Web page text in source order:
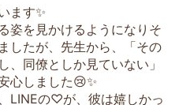
ます✨
姿を見かけるようになりそ
したが、先生から、「その
、同僚としか見ていない」
心しました😢✨
LINEの♡が、彼は嬉しかっ